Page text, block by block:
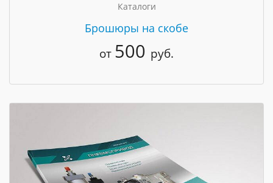
Каталоги
Брошюры на скобе
от 500 руб.